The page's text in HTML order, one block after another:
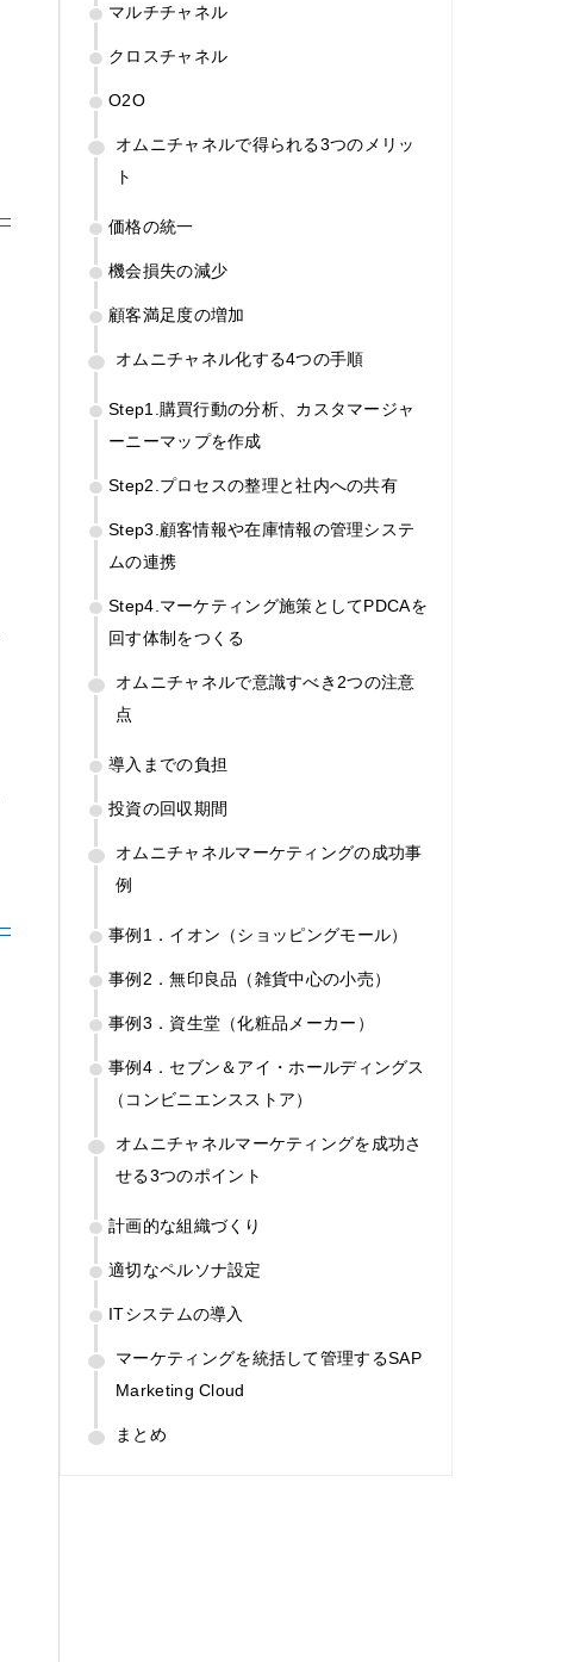
マルチチャネル
クロスチャネル
O2O
オムニチャネルで得られる3つのメリッ
ト
価格の統一
機会損失の減少
顧客満足度の増加
オムニチャネル化する4つの手順
Step1.購買行動の分析、カスタマージャ
ーニーマップを作成
Step2.プロセスの整理と社内への共有
Step3.顧客情報や在庫情報の管理システ
ムの連携
Step4.マーケティング施策としてPDCAを
回す体制をつくる
オムニチャネルで意識すべき2つの注意
点
導入までの負担
投資の回収期間
オムニチャネルマーケティングの成功事
例
事例1．イオン（ショッピングモール）
事例2．無印良品（雑貨中心の小売）
事例3．資生堂（化粧品メーカー）
事例4．セブン＆アイ・ホールディングス
（コンビニエンスストア）
オムニチャネルマーケティングを成功さ
せる3つのポイント
計画的な組織づくり
適切なペルソナ設定
ITシステムの導入
マーケティングを統括して管理するSAP
Marketing Cloud
まとめ